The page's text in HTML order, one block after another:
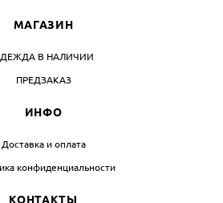
МАГАЗИН
В НАЛИЧИИ
ПРЕДЗАКАЗ
ИНФО
Доставка и оплата
конфиденциальности
КОНТАКТЫ